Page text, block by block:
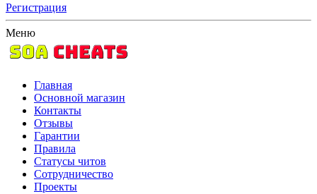
Регистрация
Меню
Главная
Основной магазин
Контакты
Отзывы
Гарантии
Правила
Статусы читов
Сотрудничество
Проекты